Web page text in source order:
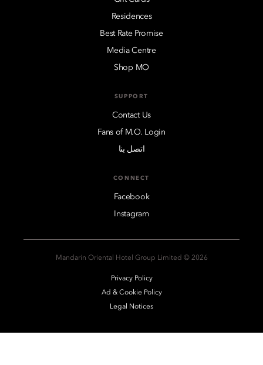
Residences
Best Rate Promise
Media Centre
Shop MO
SUPPORT
Contact Us
Fans of M.O. Login
اتصل بنا
CONNECT
Facebook
Instagram
2026 © Mandarin Oriental Hotel Group Limited
Privacy Policy
Ad & Cookie Policy
Legal Notices